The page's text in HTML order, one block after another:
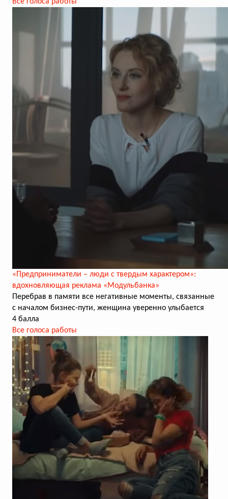
«Предприниматели – люди с твердым характером»:
вдохновляющая реклама «Модульбанка»
Перебрав в памяти все негативные моменты, связанные
с началом бизнес-пути, женщина уверенно улыбается
4 балла
Все голоса работы